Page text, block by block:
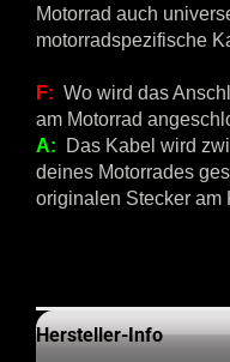
Motorrad auch
motorradspezifische
F: Wo wird das
am Motorrad
A:
Das Kabel wird
deines Motorrades
originalen Stecker am
Hersteller-Info